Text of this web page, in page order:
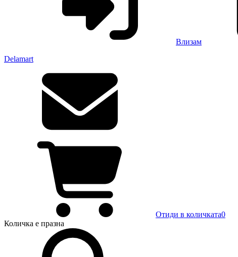
Влизам
Delamart
Отиди в количката0
Количка е празна